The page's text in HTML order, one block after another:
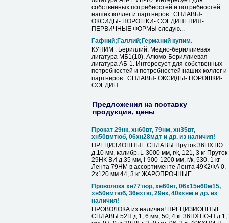
собственных потребностей и потребностей
наших коллег и партнеров : СПЛАВЫ-
ОКСИДЫ- ПОРОШКИ- СОЕДИНЕНИЯ-
ПЕРВИЧНЫЕ ФОРМЫ следую...
Гафний;Галлий;Германий купим.
КУПИМ : Бериллий. Медно-бериллиевая
лигатура МБ1(10), Алюмо-Бериллиевая
лигатура АБ-1. Интересует для собственных
потребностей и потребностей наших коллег и
партнеров : СПЛАВЫ- ОКСИДЫ- ПОРОШКИ-
СОЕДИН...
Предложения на поставку
продукции, цены
Прокат 29нк, хн60вт, 79нм, хн35вт,
хн50вмтюб, 06хн28мдт и др. из наличия!
ПРЕЦИЗИОННЫЕ СПЛАВЫ Пруток 36НХТЮ
д.10 мм, калибр. L-3000 мм, г/к, 121, 3 кг Пруток
29НК ВИ д.35 мм, l-900-1200 мм, г/к, 530, 1 кг
Лента 79НМ в ассортименте Лента 49К2ФА 0,
2х120 мм 44, 3 кг ЖАРОПРОЧНЫЕ...
Проволока хн77тюр, хн60вт, 06х15н60м15,
хн50вмтюб, 36нхтю, 29нк, 40кхнм и др. из
наличия!
ПРОВОЛОКА из наличия! ПРЕЦИЗИОННЫЕ
СПЛАВЫ 52Н д.1, 6 мм, 50, 4 кг 36НХТЮ-Н д.1,